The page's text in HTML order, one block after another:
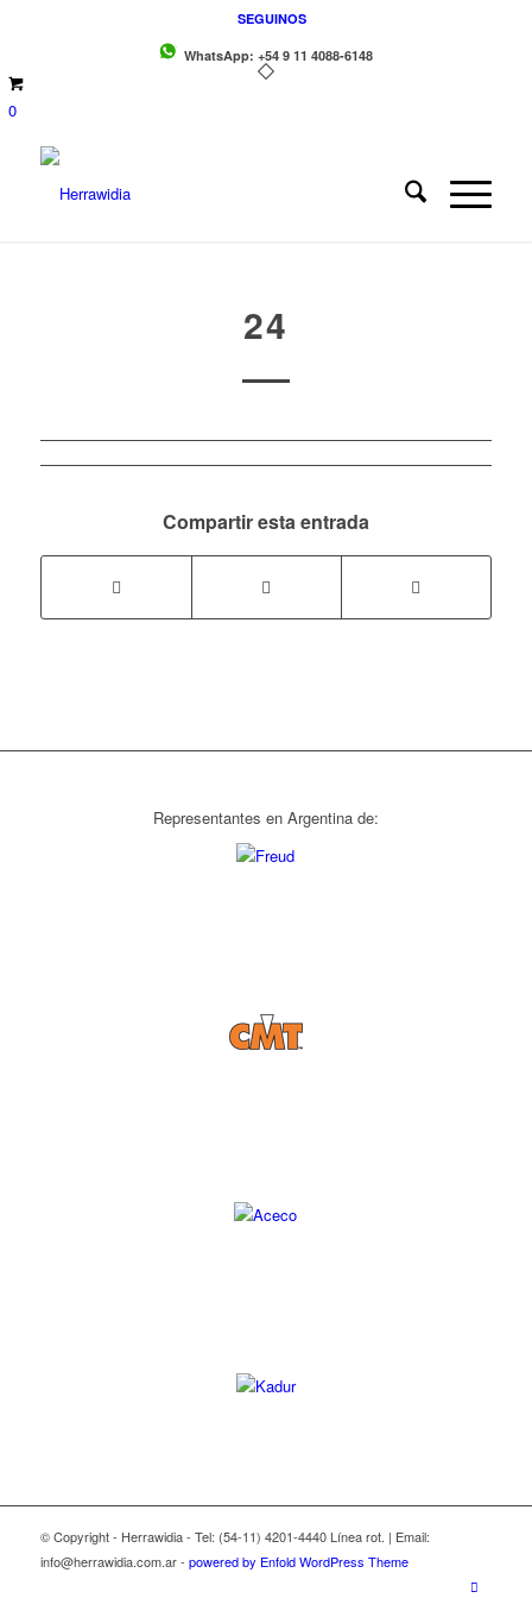
SEGUINOS
WhatsApp: +54 9 11 4088-6148
0
24
Compartir esta entrada
Representantes en Argentina de:
© Copyright - Herrawidia - Tel: (54-11) 4201-4440 Línea rot. | Email:
info@herrawidia.com.ar - powered by Enfold WordPress Theme